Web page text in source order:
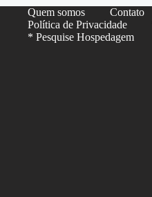
Quem somos Contato
Política de Privacidade
* Pesquise Hospedagem